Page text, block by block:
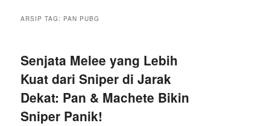
ARSIP TAG: PAN PUBG
Senjata Melee yang Lebih
Kuat dari Sniper di Jarak
Dekat: Pan & Machete Bikin
Sniper Panik!